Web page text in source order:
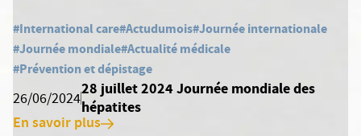
#International care#Actudumois#Journée internationale
#Journée mondiale#Actualité médicale
#Prévention et dépistage
26/06/2024
28 juillet 2024 Journée mondiale des
hépatites
En savoir plus